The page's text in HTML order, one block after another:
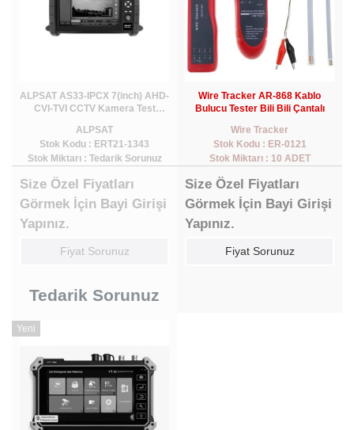
ALPSAT AS33-IPCX 7(inch) AHD-
CVI-TVI CCTV Kamera Test
ALPSAT
Stok Kodu : ERT21-1343
Stok Miktarı : Tedarik Sorunuz
Size Özel Fiyatları
Görmek İçin Bayi Girişi
Yapınız.
Fiyat Sorunuz
Tedarik Sorunuz
Wire Tracker AR-868 Kablo
Bulucu Tester Bili Bili Çantalı
Wire Tracker
Stok Kodu : ER-0121
Stok Miktarı : 10 ADET
Size Özel Fiyatları
Görmek İçin Bayi Girişi
Yapınız.
Fiyat Sorunuz
Yeni